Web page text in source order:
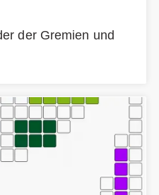
der Gremien und